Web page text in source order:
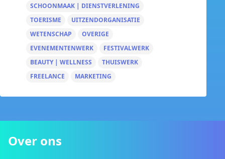
SCHOONMAAK | DIENSTVERLENING
TOERISME
UITZENDORGANISATIE
WETENSCHAP
OVERIGE
EVENEMENTENWERK
FESTIVALWERK
BEAUTY | WELLNESS
THUISWERK
FREELANCE
MARKETING
Over ons